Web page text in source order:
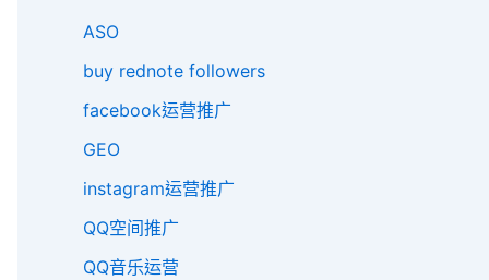
ASO
buy rednote followers
facebook运营推广
GEO
instagram运营推广
QQ空间推广
QQ音乐运营